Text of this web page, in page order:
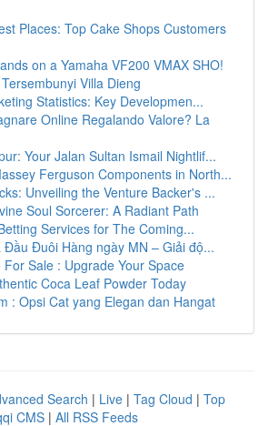
Places: Top Cake Shops Customers
on a Yamaha VF200 VMAX SHO!
Villa Dieng
Statistics: Key Developmen...
Online Regalando Valore? La
Your Jalan Sultan Ismail Nightlif...
Ferguson Components in North...
Unveiling the Venture Backer's ...
Soul Sorcerer: A Radiant Path
Services for The Coming...
Đầu Đuôi Hàng ngày MN – Giải độ...
For Sale : Upgrade Your Space
Coca Leaf Powder Today
: Opsi Cat yang Elegan dan Hangat
Search | Live | Tag Cloud | Top
CMS | All RSS Feeds